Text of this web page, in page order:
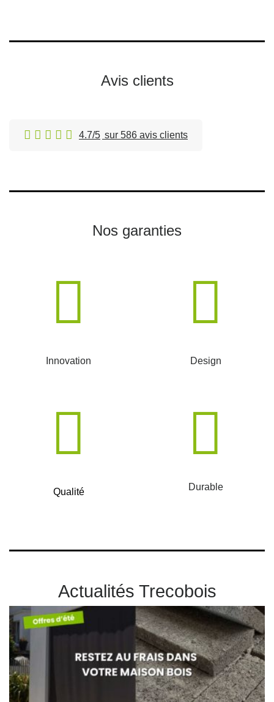
Avis clients
4.7/5 sur 586 avis clients
Nos garanties
Innovation Design
Qualité Durable
Actualités Trecobois